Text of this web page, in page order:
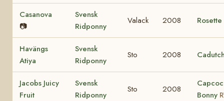
Casanova
📷
Svensk
Ridponny
Valack 2008 Rosette
Havängs
Atiya
Svensk
Ridponny
Sto 2008
Jacobs Juicy
Fruit
Svensk
Ridponny
Sto 2008
Bonny